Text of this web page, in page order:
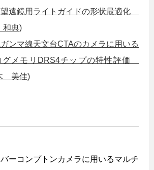
遠鏡用ライトガイドの形状最適化
典)
ンマ線天文台CTAのカメラに用いる
グメモリDRS4チップの特性評価
美佳)
ーコンプトンカメラに用いるマルチ